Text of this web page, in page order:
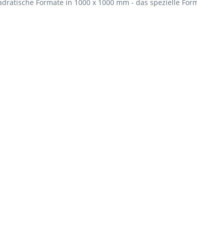
Formate in 1000 x 1000 mm - das spezielle